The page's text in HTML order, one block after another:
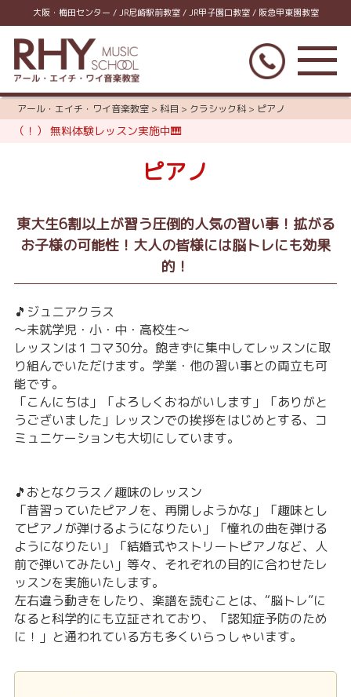
大阪・梅田センター / JR尼崎駅前教室 / JR甲子園口教室 / 阪急甲東園教室
アール・エイチ・ワイ音楽教室 >科目 > クラシック科 > ピアノ
（！） 無料体験レッスン実施中🎹
ピアノ
東大生6割以上が習う圧倒的人気の習い事！拡がる
お子様の可能性！大人の皆様には脳トレにも効果
的！
🎵ジュニアクラス
～未就学児・小・中・高校生～
レッスンは１コマ30分。飽きずに集中してレッスンに取
り組んでいただけます。学業・他の習い事との両立も可
能です。
「こんにちは」「よろしくおねがいします」「ありがと
うございました」レッスンでの挨拶をはじめとする、コ
ミュニケーションも大切にしています。
🎵おとなクラス／趣味のレッスン
「昔習っていたピアノを、再開しようかな」「趣味とし
てピアノが弾けるようになりたい」「憧れの曲を弾ける
ようになりたい」「結婚式やストリートピアノなど、人
前で弾いてみたい」等々、それぞれの目的に合わせたレ
ッスンを実施いたします。
左右違う動きをしたり、楽譜を読むことは、“脳トレ”に
なると科学的にも立証されており、「認知症予防のため
に！」と通われている方も多くいらっしゃいます。